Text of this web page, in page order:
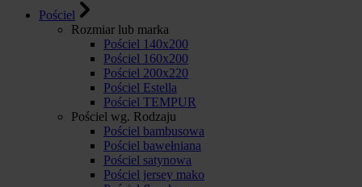
Pościel
Rozmiar lub marka
Pościel 140x200
Pościel 160x200
Pościel 200x220
Pościel Estella
Pościel TEMPUR
Pościel wg. Rodzaju
Pościel bambusowa
Pościel bawełniana
Pościel satynowa
Pościel jersey mako